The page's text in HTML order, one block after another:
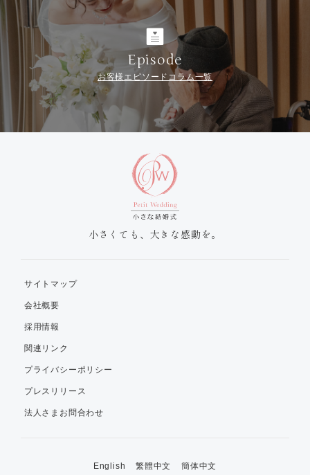
Episode
お客様エピソードコラム一覧
小さくても、大きな感動を。
サイトマップ
会社概要
採用情報
関連リンク
プライバシーポリシー
プレスリリース
法人さまお問合わせ
English 繁體中文 簡体中文